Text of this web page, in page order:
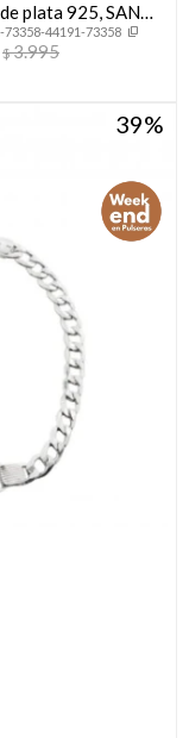
plata 925, SAN
73358-44191-73358
$3.995
39